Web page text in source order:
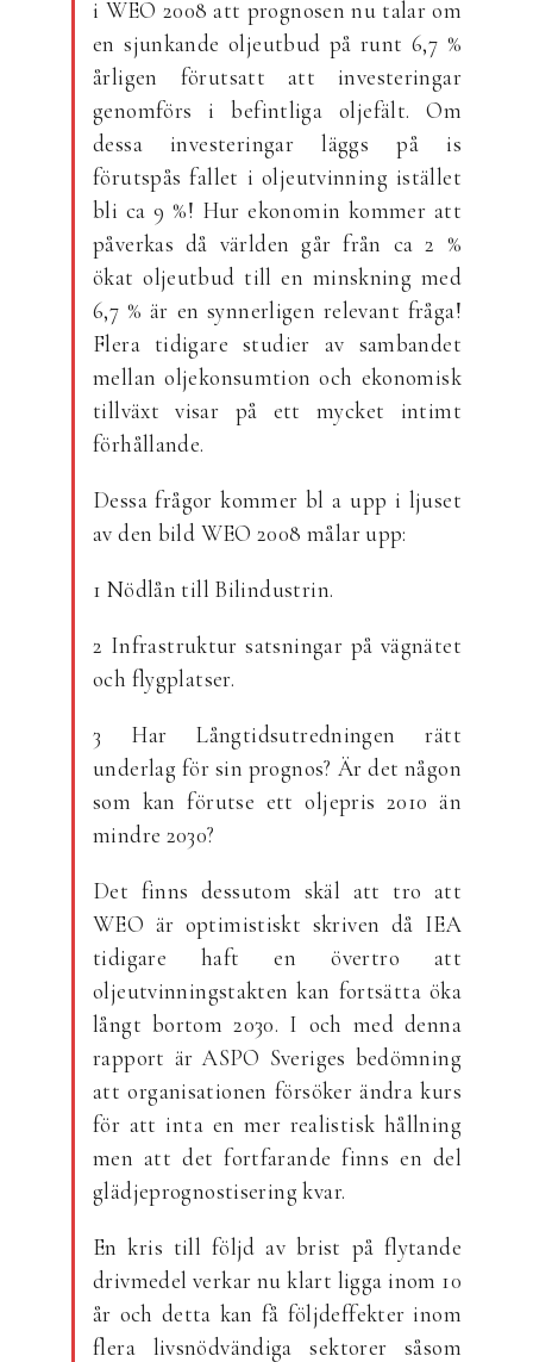
i WEO 2008 att prognosen nu talar om
en sjunkande oljeutbud på runt 6,7 %
årligen förutsatt att investeringar
genomförs i befintliga oljefält. Om
dessa investeringar läggs på is
förutspås fallet i oljeutvinning istället
bli ca 9 %! Hur ekonomin kommer att
påverkas då världen går från ca 2 %
ökat oljeutbud till en minskning med
6,7 % är en synnerligen relevant fråga!
Flera tidigare studier av sambandet
mellan oljekonsumtion och ekonomisk
tillväxt visar på ett mycket intimt
förhållande.
Dessa frågor kommer bl a upp i ljuset
av den bild WEO 2008 målar upp:
1 Nödlån till Bilindustrin.
2 Infrastruktur satsningar på vägnätet
och flygplatser.
3 Har Långtidsutredningen rätt
underlag för sin prognos? Är det någon
som kan förutse ett oljepris 2010 än
mindre 2030?
Det finns dessutom skäl att tro att
WEO är optimistiskt skriven då IEA
tidigare haft en övertro att
oljeutvinningstakten kan fortsätta öka
långt bortom 2030. I och med denna
rapport är ASPO Sveriges bedömning
att organisationen försöker ändra kurs
för att inta en mer realistisk hållning
men att det fortfarande finns en del
glädjeprognostisering kvar.
En kris till följd av brist på flytande
drivmedel verkar nu klart ligga inom 10
år och detta kan få följdeffekter inom
flera livsnödvändiga sektorer såsom